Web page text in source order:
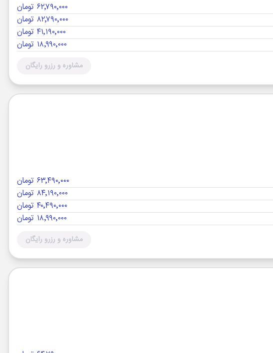
۶۲٬۷۹۰٬۰۰۰ تومان
۸۲٬۷۹۰٬۰۰۰ تومان
۴۱٬۱۹۰٬۰۰۰ تومان
۱۸٬۹۹۰٬۰۰۰ تومان
مشاوره و رزرو رایگان
۶۳٬۴۹۰٬۰۰۰ تومان
۸۴٬۱۹۰٬۰۰۰ تومان
۴۰٬۴۹۰٬۰۰۰ تومان
۱۸٬۹۹۰٬۰۰۰ تومان
مشاوره و رزرو رایگان